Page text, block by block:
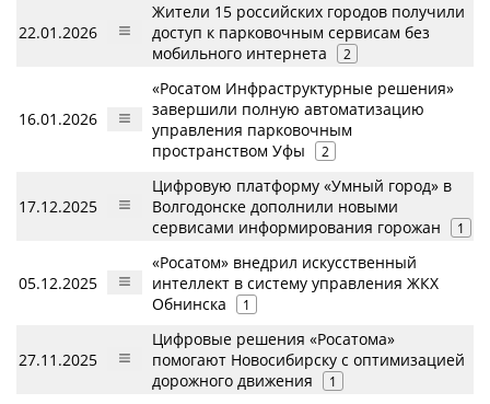
22.01.2026
Жители 15 российских городов получили
доступ к парковочным сервисам без
мобильного интернета
2
16.01.2026
«Росатом Инфраструктурные решения»
завершили полную автоматизацию
управления парковочным
пространством Уфы
2
17.12.2025
Цифровую платформу «Умный город» в
Волгодонске дополнили новыми
сервисами информирования горожан
1
05.12.2025
«Росатом» внедрил искусственный
интеллект в систему управления ЖКХ
Обнинска
1
27.11.2025
Цифровые решения «Росатома»
помогают Новосибирску с оптимизацией
дорожного движения
1